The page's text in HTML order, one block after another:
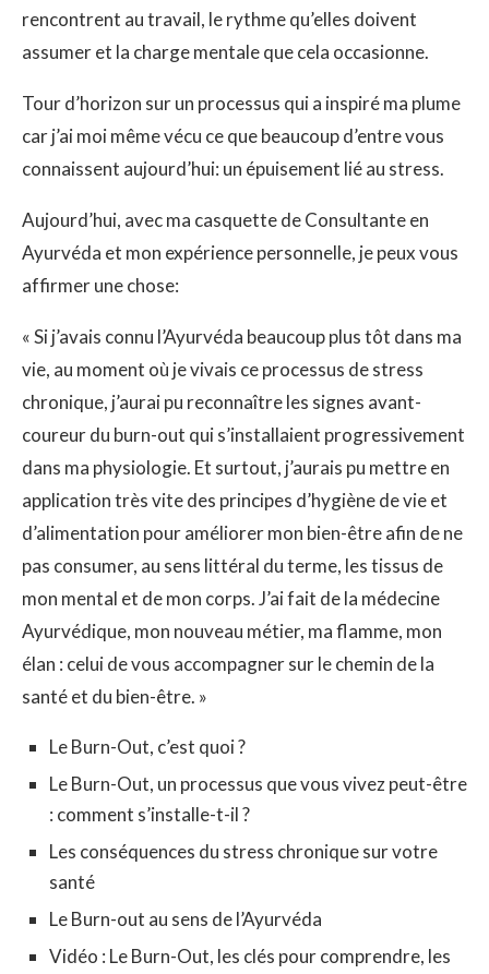
rencontrent au travail, le rythme qu’elles doivent
assumer et la charge mentale que cela occasionne.
Tour d’horizon sur un processus qui a inspiré ma plume
car j’ai moi même vécu ce que beaucoup d’entre vous
connaissent aujourd’hui: un épuisement lié au stress.
Aujourd’hui, avec ma casquette de Consultante en
Ayurvéda et mon expérience personnelle, je peux vous
affirmer une chose:
« Si j’avais connu l’Ayurvéda beaucoup plus tôt dans ma
vie, au moment où je vivais ce processus de stress
chronique, j’aurai pu reconnaître les signes avant-
coureur du burn-out qui s’installaient progressivement
dans ma physiologie. Et surtout, j’aurais pu mettre en
application très vite des principes d’hygiène de vie et
d’alimentation pour améliorer mon bien-être afin de ne
pas consumer, au sens littéral du terme, les tissus de
mon mental et de mon corps. J’ai fait de la médecine
Ayurvédique, mon nouveau métier, ma flamme, mon
élan : celui de vous accompagner sur le chemin de la
santé et du bien-être. »
Le Burn-Out, c’est quoi ?
Le Burn-Out, un processus que vous vivez peut-être
: comment s’installe-t-il ?
Les conséquences du stress chronique sur votre
santé
Le Burn-out au sens de l’Ayurvéda
Vidéo : Le Burn-Out, les clés pour comprendre, les